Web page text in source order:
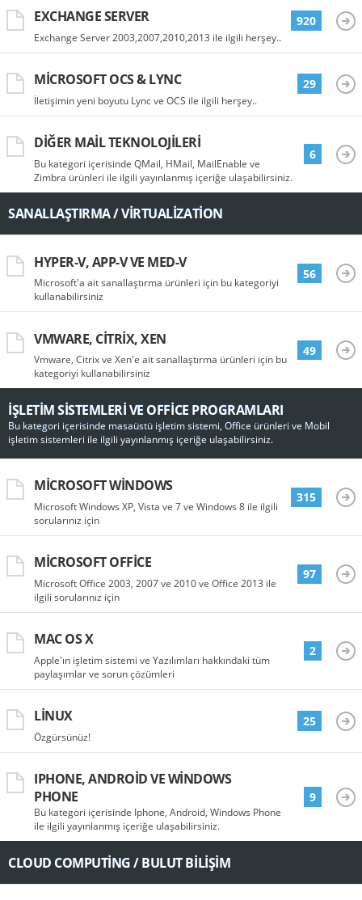
EXCHANGE SERVER
Exchange Server 2003,2007,2010,2013 ile ilgili herşey..
920
MICROSOFT OCS & LYNC
İletişimin yeni boyutu Lync ve OCS ile ilgili herşey..
29
DIĞER MAIL TEKNOLOJILERI
Bu kategori içerisinde QMail, HMail, MailEnable ve
Zimbra ürünleri ile ilgili yayınlanmış içeriğe ulaşabilirsiniz.
6
SANALLAŞTIRMA / VIRTUALIZATION
HYPER-V, APP-V VE MED-V
Microsoft'a ait sanallaştırma ürünleri için bu kategoriyi
kullanabilirsiniz
56
VMWARE, CITRIX, XEN
Vmware, Citrix ve Xen'e ait sanallaştırma ürünleri için bu
kategoriyi kullanabilirsiniz
49
İŞLETIM SISTEMLERI VE OFFICE PROGRAMLARI
Bu kategori içerisinde masaüstü işletim sistemi, Office ürünleri ve Mobil
işletim sistemleri ile ilgili yayınlanmış içeriğe ulaşabilirsiniz.
MICROSOFT WINDOWS
Microsoft Windows XP, Vista ve 7 ve Windows 8 ile ilgili
sorularınız için
315
MICROSOFT OFFICE
Microsoft Office 2003, 2007 ve 2010 ve Office 2013 ile
ilgili sorularınız için
97
MAC OS X
Apple'ın işletim sistemi ve Yazılımları hakkındaki tüm
paylaşımlar ve sorun çözümleri
2
LINUX
Özgürsünüz!
25
IPHONE, ANDROID VE WINDOWS
PHONE
Bu kategori içerisinde Iphone, Android, Windows Phone
ile ilgili yayınlanmış içeriğe ulaşabilirsiniz.
9
CLOUD COMPUTING / BULUT BILIŞIM